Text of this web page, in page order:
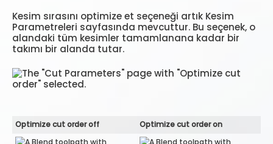
Kesim sırasını optimize et seçeneği artık Kesim
Parametreleri sayfasında mevcuttur. Bu seçenek, o
alandaki tüm kesimler tamamlanana kadar bir
takımı bir alanda tutar.
Optimize cut order off Optimize cut order on